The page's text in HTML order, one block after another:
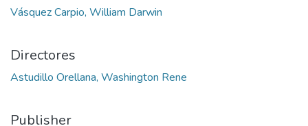
Vásquez Carpio, William Darwin
Directores
Astudillo Orellana, Washington Rene
Publisher